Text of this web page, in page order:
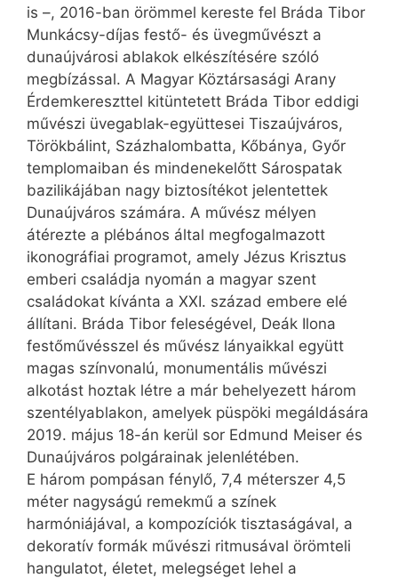
is –, 2016-ban örömmel kereste fel Bráda Tibor
Munkácsy-díjas festő- és üvegművészt a
dunaújvárosi ablakok elkészítésére szóló
megbízással. A Magyar Köztársasági Arany
Érdemkereszttel kitüntetett Bráda Tibor eddigi
művészi üvegablak-együttesei Tiszaújváros,
Törökbálint, Százhalombatta, Kőbánya, Győr
templomaiban és mindenekelőtt Sárospatak
bazilikájában nagy biztosítékot jelentettek
Dunaújváros számára. A művész mélyen
átérezte a plébános által megfogalmazott
ikonográfiai programot, amely Jézus Krisztus
emberi családja nyomán a magyar szent
családokat kívánta a XXI. század embere elé
állítani. Bráda Tibor felesé­gé­vel, Deák Ilona
festőművésszel és művész lányaikkal együtt
magas színvonalú, monumentális művészi
alkotást hoztak létre a már behelyezett három
szentélyablakon, amelyek püspöki megáldására
2019. május 18-án kerül sor Edmund Meiser és
Dunaújváros polgárainak jelenlétében.
E három pompásan fénylő, 7,4 méterszer 4,5
méter nagyságú remekmű a színek
harmóniájával, a kompozíciók tisztaságával, a
dekoratív formák művészi ritmusával örömteli
hangulatot, életet, melegséget lehel a